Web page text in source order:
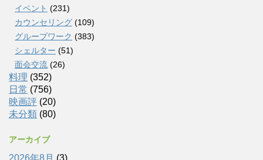
イベント (231)
カウンセリング (109)
グループワーク (383)
シェルター (51)
面会交流 (26)
料理 (352)
日常 (756)
映画評 (20)
未分類 (80)
アーカイブ
2026年8月 (3)